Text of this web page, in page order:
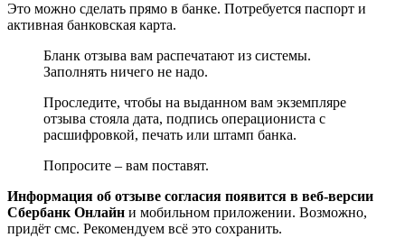
Это можно сделать прямо в банке. Потребуется паспорт и
активная банковская карта.
Бланк отзыва вам распечатают из системы.
Заполнять ничего не надо.
Проследите, чтобы на выданном вам экземпляре
отзыва стояла дата, подпись операциониста с
расшифровкой, печать или штамп банка.
Попросите – вам поставят.
Информация об отзыве согласия появится в веб-версии
Сбербанк Онлайн и мобильном приложении. Возможно,
придёт смс. Рекомендуем всё это сохранить.